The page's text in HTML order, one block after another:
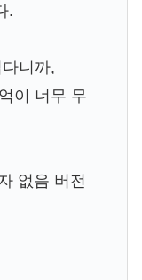
.
니까,
이 너무 무
없음 버전